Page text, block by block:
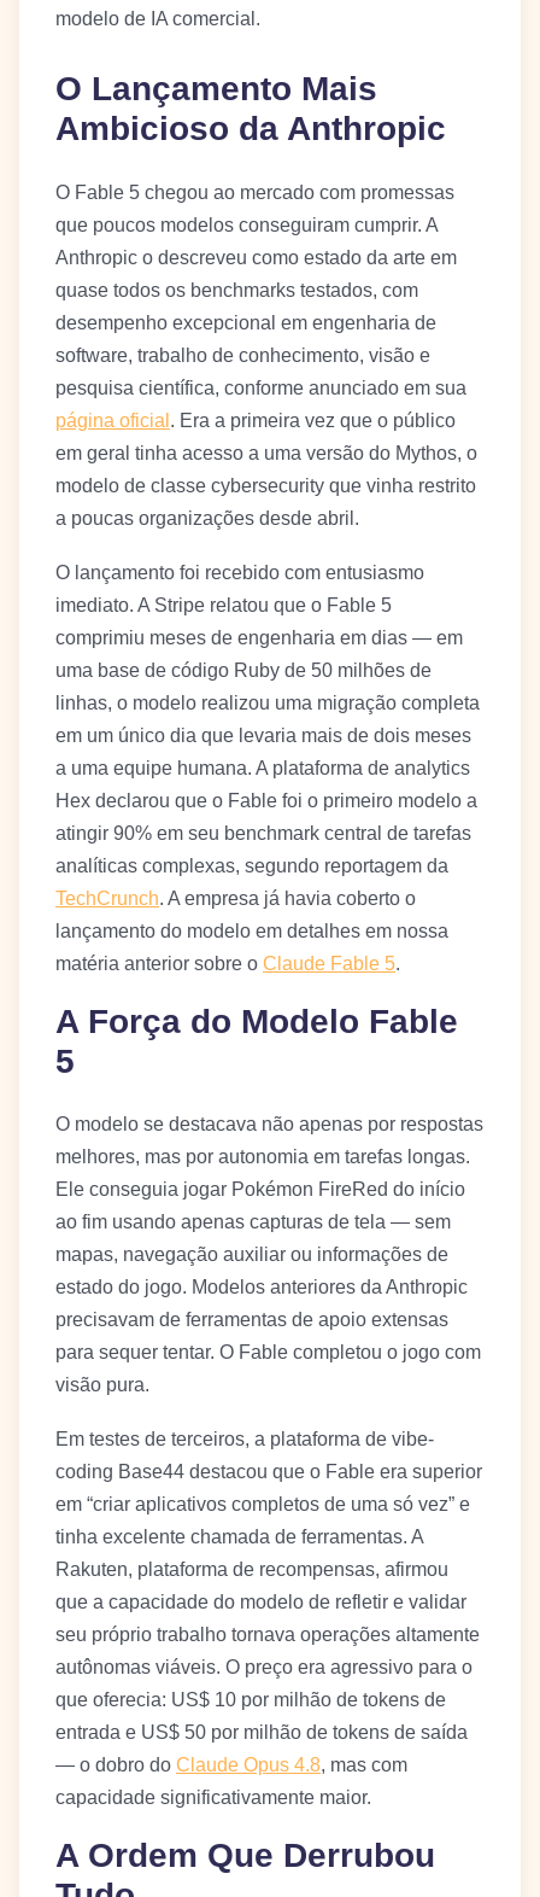
modelo de IA comercial.
O Lançamento Mais
Ambicioso da Anthropic
O Fable 5 chegou ao mercado com promessas
que poucos modelos conseguiram cumprir. A
Anthropic o descreveu como estado da arte em
quase todos os benchmarks testados, com
desempenho excepcional em engenharia de
software, trabalho de conhecimento, visão e
pesquisa científica, conforme anunciado em sua
página oficial . Era a primeira vez que o público
em geral tinha acesso a uma versão do Mythos, o
modelo de classe cybersecurity que vinha restrito
a poucas organizações desde abril.
O lançamento foi recebido com entusiasmo
imediato. A Stripe relatou que o Fable 5
comprimiu meses de engenharia em dias — em
uma base de código Ruby de 50 milhões de
linhas, o modelo realizou uma migração completa
em um único dia que levaria mais de dois meses
a uma equipe humana. A plataforma de analytics
Hex declarou que o Fable foi o primeiro modelo a
atingir 90% em seu benchmark central de tarefas
analíticas complexas, segundo reportagem da
TechCrunch. A empresa já havia coberto o
lançamento do modelo em detalhes em nossa
matéria anterior sobre o Claude Fable 5.
A Força do Modelo Fable
5
O modelo se destacava não apenas por respostas
melhores, mas por autonomia em tarefas longas.
Ele conseguia jogar Pokémon FireRed do início
ao fim usando apenas capturas de tela — sem
mapas, navegação auxiliar ou informações de
estado do jogo. Modelos anteriores da Anthropic
precisavam de ferramentas de apoio extensas
para sequer tentar. O Fable completou o jogo com
visão pura.
Em testes de terceiros, a plataforma de vibe-
coding Base44 destacou que o Fable era superior
em “criar aplicativos completos de uma só vez” e
tinha excelente chamada de ferramentas. A
Rakuten, plataforma de recompensas, afirmou
que a capacidade do modelo de refletir e validar
seu próprio trabalho tornava operações altamente
autônomas viáveis. O preço era agressivo para o
que oferecia: US$ 10 por milhão de tokens de
entrada e US$ 50 por milhão de tokens de saída
— o dobro do Claude Opus 4.8, mas com
capacidade significativamente maior.
A Ordem Que Derrubou